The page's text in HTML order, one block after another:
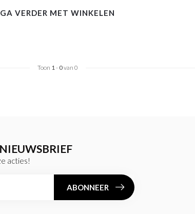
GA VERDER MET WINKELEN
Toon 1- 0van 0
acties!
ABONNEER